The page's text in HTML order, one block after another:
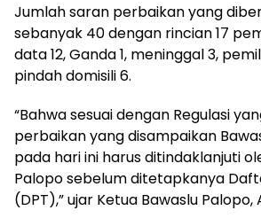
Jumlah saran perbaikan yang
sebanyak 40 dengan rincian 17
data 12, Ganda 1, meninggal 3,
pindah domisili 6.
“Bahwa sesuai dengan Regulasi
perbaikan yang disampaikan
pada hari ini harus ditindaklanjuti
Palopo sebelum ditetapkanya
(DPT),” ujar Ketua Bawaslu Palopo,